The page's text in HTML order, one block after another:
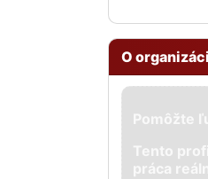
O
Pomôžte
Tento
práca